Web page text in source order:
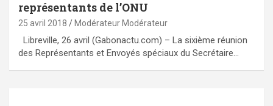
représentants de l’ONU
25 avril 2018 Modérateur Modérateur
Libreville, 26 avril (Gabonactu.com) – La sixième réunion
des Représentants et Envoyés spéciaux du Secrétaire…